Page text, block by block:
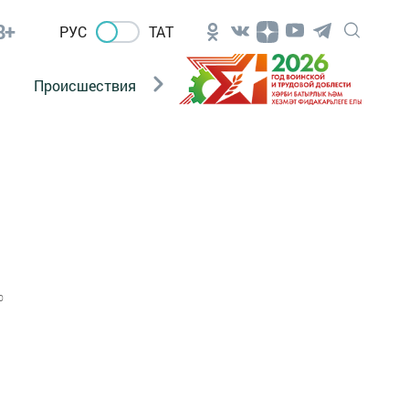
РУС ТАТ
Происшествия Новости Госавтоинспекции